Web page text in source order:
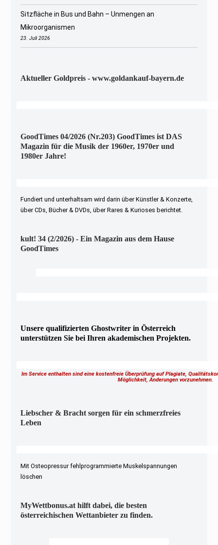
Sitzfläche in Bus und Bahn – Unmengen an
Mikroorganismen
23. Juli 2026
Aktueller Goldpreis - www.goldankauf-bayern.de
GoodTimes 04/2026 (Nr.203) GoodTimes ist DAS
Magazin für die Musik der 1960er, 1970er und
1980er Jahre!
Fundiert und unterhaltsam wird darin über Künstler & Konzerte,
über CDs, Bücher & DVDs, über Rares & Kurioses berichtet.
kult! 34 (2/2026) - Ein Magazin aus dem Hause
GoodTimes
Unsere qualifizierten Ghostwriter in Österreich
unterstützen Sie bei Ihren akademischen Projekten.
Im Service enthalten sind eine kostenfreie Überprüfung auf Plagiate,
Möglichkeit, Änderungen vorzunehmen.
Liebscher & Bracht sorgen für ein schmerzfreies
Leben
Mit Osteopressur fehlprogrammierte Muskelspannungen
löschen
MyWettbonus.at hilft dabei, die besten
österreichischen Wettanbieter zu finden.